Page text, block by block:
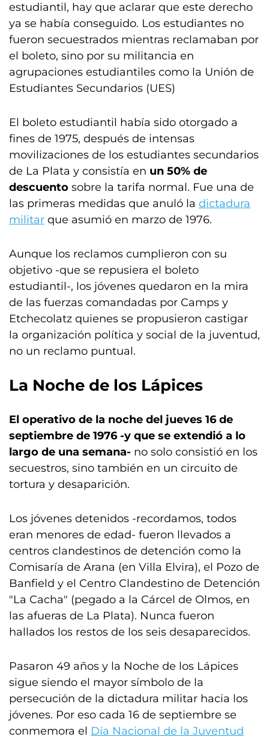
estudiantil, hay que aclarar que este derecho
ya se había conseguido. Los estudiantes no
fueron secuestrados mientras reclamaban por
el boleto, sino por su militancia en
agrupaciones estudiantiles como la Unión de
Estudiantes Secundarios (UES)
El boleto estudiantil había sido otorgado a
fines de 1975, después de intensas
movilizaciones de los estudiantes secundarios
de La Plata y consistía en un 50% de
descuento sobre la tarifa normal. Fue una de
las primeras medidas que anuló la dictadura
militar que asumió en marzo de 1976.
Aunque los reclamos cumplieron con su
objetivo -que se repusiera el boleto
estudiantil-, los jóvenes quedaron en la mira
de las fuerzas comandadas por Camps y
Etchecolatz quienes se propusieron castigar
la organización política y social de la juventud,
no un reclamo puntual.
La Noche de los Lápices
El operativo de la noche del jueves 16 de
septiembre de 1976 -y que se extendió a lo
largo de una semana- no solo consistió en los
secuestros, sino también en un circuito de
tortura y desaparición.
Los jóvenes detenidos -recordamos, todos
eran menores de edad- fueron llevados a
centros clandestinos de detención como la
Comisaría de Arana (en Villa Elvira), el Pozo de
Banfield y el Centro Clandestino de Detención
"La Cacha" (pegado a la Cárcel de Olmos, en
las afueras de La Plata). Nunca fueron
hallados los restos de los seis desaparecidos.
Pasaron 49 años y la Noche de los Lápices
sigue siendo el mayor símbolo de la
persecución de la dictadura militar hacia los
jóvenes. Por eso cada 16 de septiembre se
conmemora el Día Nacional de la Juventud